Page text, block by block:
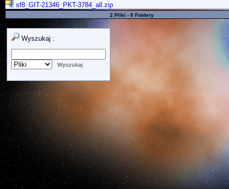
sf8_GIT-21346_PKT-3784_all.zip
2 Pliki - 0 Foldery
Wyszukaj :